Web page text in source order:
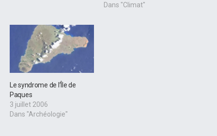
Guardian. Ce n’est pas la
première fois que l’on
prédit la fin du monde.…
Dans "Climat"
Le syndrome de l’Île de
Paques
3 juillet 2006
Dans "Archéologie"